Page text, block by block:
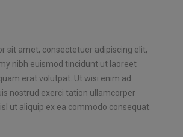
sit amet, consectetuer adipiscing elit,
nibh euismod tincidunt ut laoreet
erat volutpat. Ut wisi enim ad
nostrud exerci tation ullamcorper
ut aliquip ex ea commodo consequat.